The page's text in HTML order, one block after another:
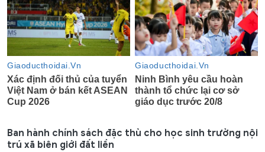
Ban hành chính sách đặc thù cho học sinh trường nội
trú xã biên giới đất liền